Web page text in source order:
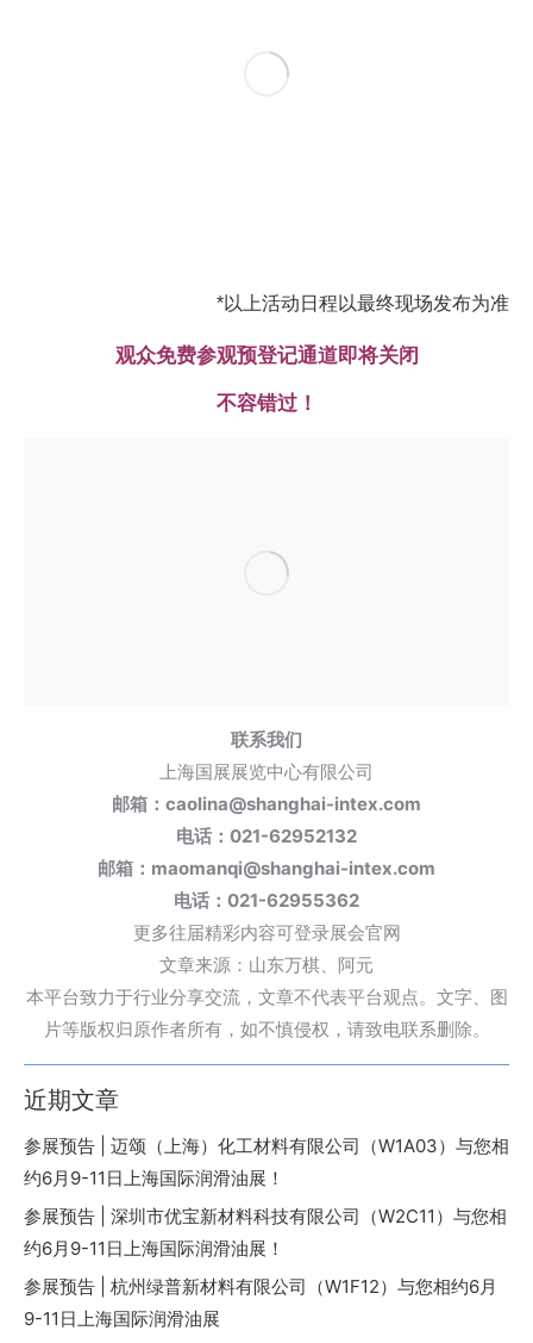
*以上活动日程以最终现场发布为准
观众免费参观预登记通道即将关闭
不容错过！
联系我们
上海国展展览中心有限公司
邮箱：caolina@shanghai-intex.com
电话：021-62952132
邮箱：maomanqi@shanghai-intex.com
电话：021-62955362
更多往届精彩内容可登录展会官网
文章来源：山东万棋、阿元
本平台致力于行业分享交流，文章不代表平台观点。文字、图
片等版权归原作者所有，如不慎侵权，请致电联系删除。
近期文章
参展预告 | 迈颂（上海）化工材料有限公司（W1A03）与您相
约6月9-11日上海国际润滑油展！
参展预告 | 深圳市优宝新材料科技有限公司（W2C11）与您相
约6月9-11日上海国际润滑油展！
参展预告 | 杭州绿普新材料有限公司（W1F12）与您相约6月
9-11日上海国际润滑油展